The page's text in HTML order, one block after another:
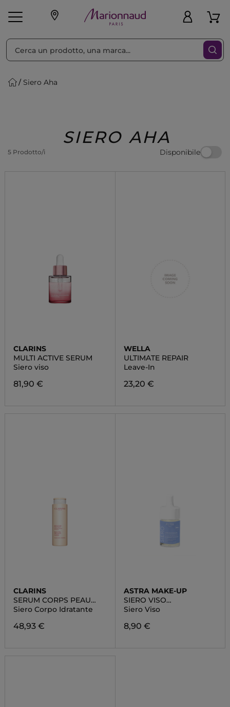
Make-up
Regalo
Siero Aha
SIERO AHA
5 Prodotto/i Disponibile
Ordina per Filtra
CLARINS
MULTI ACTIVE SERUM
Siero viso
81,90 €
WELLA
ULTIMATE REPAIR
Leave-In
23,20 €
CLARINS
SERUM CORPS PEAU
NEUVE
Siero Corpo Idratante
48,93 €
ASTRA MAKE-UP
SIERO VISO
RIGENERANTE
Siero Viso
8,90 €